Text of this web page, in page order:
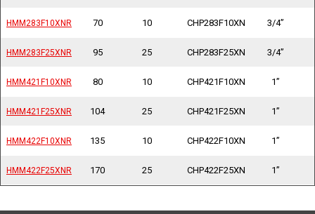
HMM283F10XNR 70 10 CHP283F10XN 3/4”
HMM283F25XNR 95 25 CHP283F25XN 3/4”
HMM421F10XNR 80 10 CHP421F10XN 1”
HMM421F25XNR 104 25 CHP421F25XN 1”
HMM422F10XNR 135 10 CHP422F10XN 1”
HMM422F25XNR 170 25 CHP422F25XN 1”
HMM283F10XNR
HMM283F25XNR
HMM421F10XNR
HMM421F25XNR
HMM422F10XNR
HMM422F25XNR